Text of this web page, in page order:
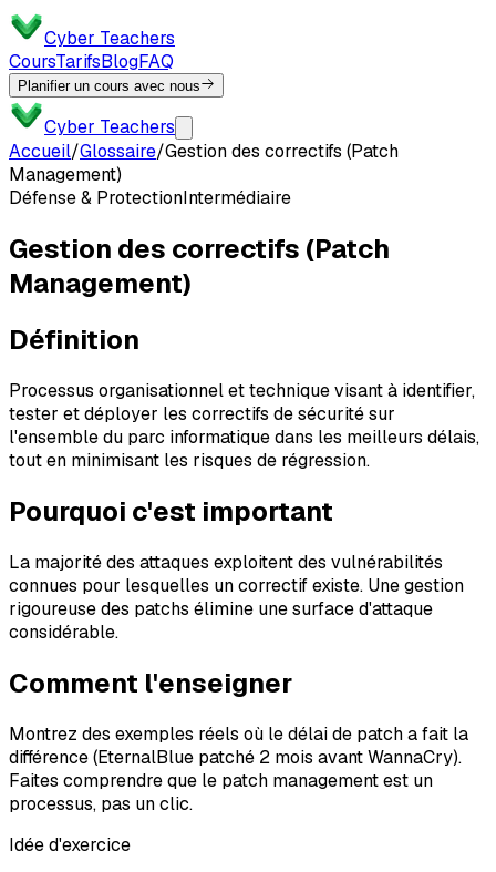
Cyber Teachers
CoursTarifsBlogFAQ
Planifier un cours avec nous
Cyber Teachers
Accueil/Glossaire/Gestion des correctifs (Patch
Management)
Défense & ProtectionIntermédiaire
Gestion des correctifs (Patch
Management)
Définition
Processus organisationnel et technique visant à identifier,
tester et déployer les correctifs de sécurité sur
l'ensemble du parc informatique dans les meilleurs délais,
tout en minimisant les risques de régression.
Pourquoi c'est important
La majorité des attaques exploitent des vulnérabilités
connues pour lesquelles un correctif existe. Une gestion
rigoureuse des patchs élimine une surface d'attaque
considérable.
Comment l'enseigner
Montrez des exemples réels où le délai de patch a fait la
différence (EternalBlue patché 2 mois avant WannaCry).
Faites comprendre que le patch management est un
processus, pas un clic.
Idée d'exercice